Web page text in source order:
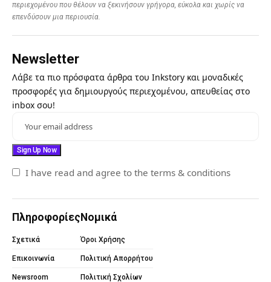
περιεχομένου που θέλουν να ξεκινήσουν γρήγορα, εύκολα και χωρίς να
επενδύσουν μια περιουσία.
Newsletter
Λάβε τα πιο πρόσφατα άρθρα του Inkstory και μοναδικές
προσφορές για δημιουργούς περιεχομένου, απευθείας στο
inbox σου!
I have read and agree to the terms & conditions
Πληροφορίες
Σχετικά
Επικοινωνία
Newsroom
Νομικά
Όροι Χρήσης
Πολιτική Απορρήτου
Πολιτική Σχολίων